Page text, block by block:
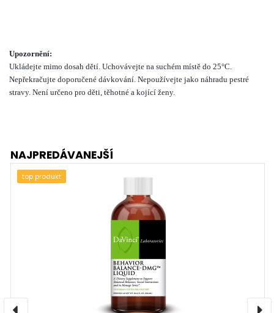
Upozornění:
Ukládejte mimo dosah dětí. Uchovávejte na suchém místě do 25°C.
Nepřekračujte doporučené dávkování. Nepoužívejte jako náhradu pestré
stravy. Není určeno pro děti, těhotné a kojící ženy.
NAJPREDÁVANEJŠÍ
top produkt